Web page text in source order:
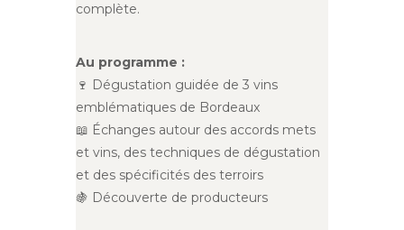
complète.
Au programme :
🍷 Dégustation guidée de 3 vins
emblématiques de Bordeaux
📖 Échanges autour des accords mets
et vins, des techniques de dégustation
et des spécificités des terroirs
🍇 Découverte de producteurs